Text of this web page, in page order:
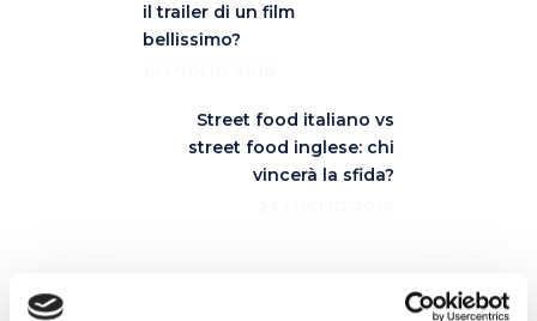
il trailer di un film
bellissimo?
Street food italiano vs
street food inglese: chi
vincerà la sfida?